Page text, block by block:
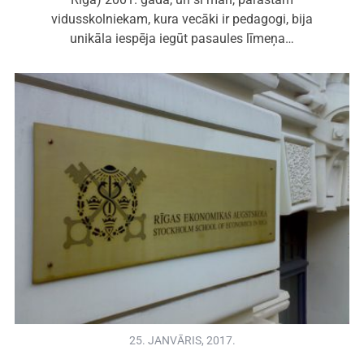
vidusskolniekam, kura vecāki ir pedagogi, bija
unikāla iespēja iegūt pasaules līmeņa…
25. JANVĀRIS, 2017.